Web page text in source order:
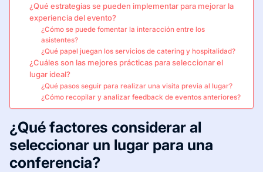
¿Qué estrategias se pueden implementar para mejorar la
experiencia del evento?
¿Cómo se puede fomentar la interacción entre los
asistentes?
¿Qué papel juegan los servicios de catering y hospitalidad?
¿Cuáles son las mejores prácticas para seleccionar el
lugar ideal?
¿Qué pasos seguir para realizar una visita previa al lugar?
¿Cómo recopilar y analizar feedback de eventos anteriores?
¿Qué factores considerar al
seleccionar un lugar para una
conferencia?